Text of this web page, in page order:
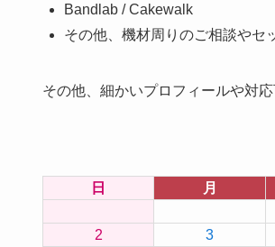
Bandlab / Cakewalk
その他、機材周りのご相談やセ
その他、細かいプロフィールや対
日 月
2
3